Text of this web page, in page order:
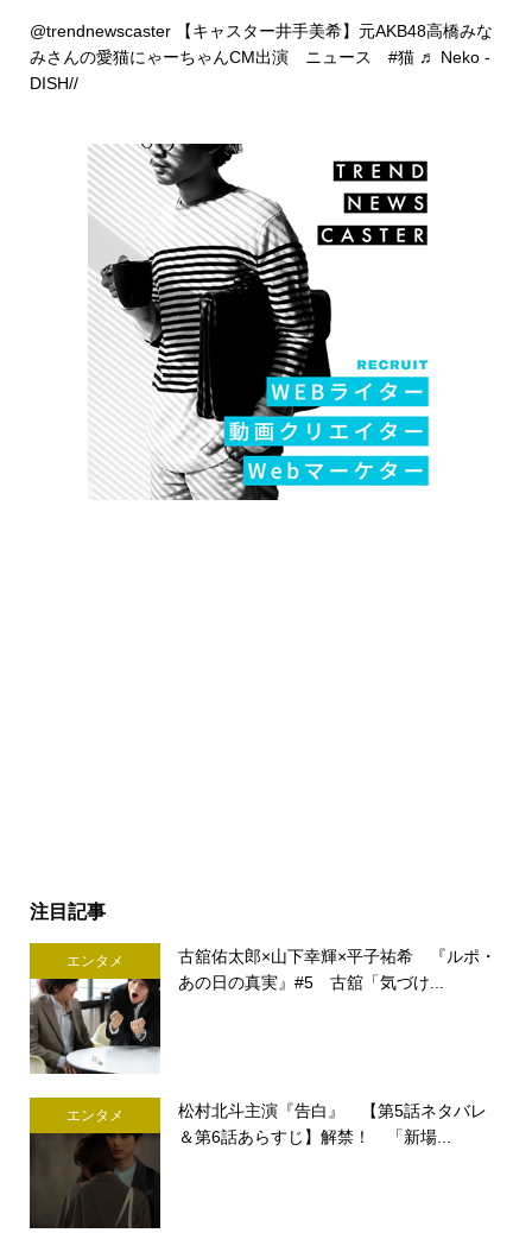
@trendnewscaster【キャスター井手美希】元AKB48高橋みな
みさんの愛猫にゃーちゃんCM出演 ニュース #猫 ♬ Neko -
DISH//
注目記事
エンタメ
古舘佑太郎×山下幸輝×平子祐希 『ルポ・
あの日の真実』#5 古舘「気づけ...
エンタメ
松村北斗主演『告白』 【第5話ネタバレ
＆第6話あらすじ】解禁！ 「新場...